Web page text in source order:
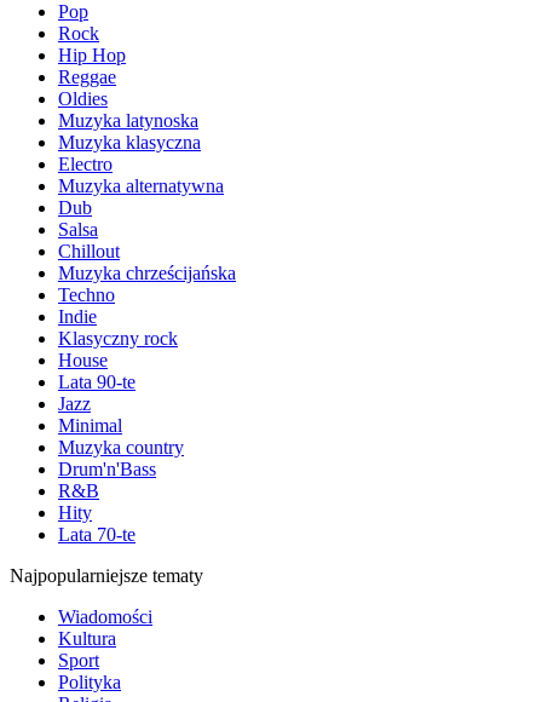
Pop
Rock
Hip Hop
Reggae
Oldies
Muzyka latynoska
Muzyka klasyczna
Electro
Muzyka alternatywna
Dub
Salsa
Chillout
Muzyka chrześcijańska
Techno
Indie
Klasyczny rock
House
Lata 90-te
Jazz
Minimal
Muzyka country
Drum'n'Bass
R&B
Hity
Lata 70-te
Najpopularniejsze tematy
Wiadomości
Kultura
Sport
Polityka